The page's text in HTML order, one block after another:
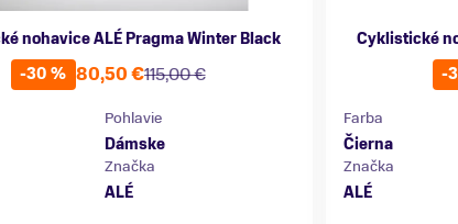
nohavice ALÉ Pragma Winter Black
-30 %
115,00 €
80,50 €
Pohlavie
Dámske
Značka
ALÉ
Cyklistické
-
Farba
Čierna
Značka
ALÉ